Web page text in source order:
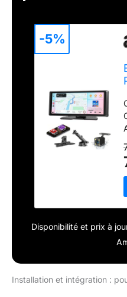
-5%
Disponibilité et prix à
Installation et intégration :